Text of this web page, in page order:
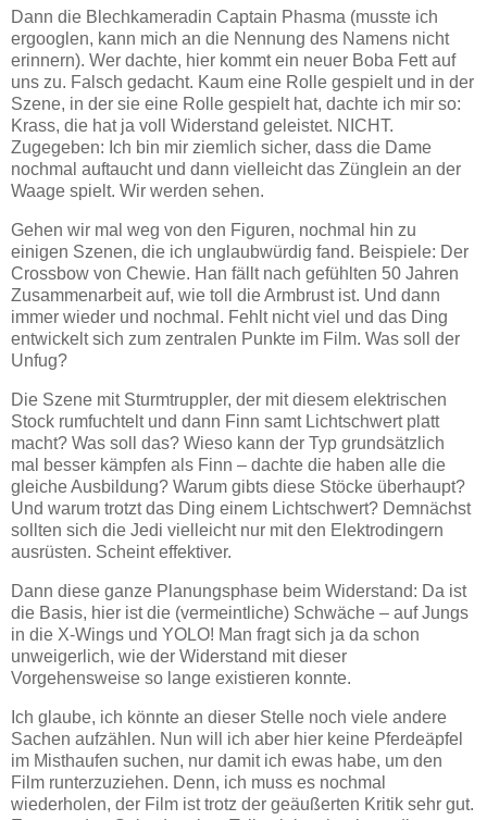
Dann die Blechkameradin Captain Phasma (musste ich
ergooglen, kann mich an die Nennung des Namens nicht
erinnern). Wer dachte, hier kommt ein neuer Boba Fett auf
uns zu. Falsch gedacht. Kaum eine Rolle gespielt und in der
Szene, in der sie eine Rolle gespielt hat, dachte ich mir so:
Krass, die hat ja voll Widerstand geleistet. NICHT.
Zugegeben: Ich bin mir ziemlich sicher, dass die Dame
nochmal auftaucht und dann vielleicht das Zünglein an der
Waage spielt. Wir werden sehen.
Gehen wir mal weg von den Figuren, nochmal hin zu
einigen Szenen, die ich unglaubwürdig fand. Beispiele: Der
Crossbow von Chewie. Han fällt nach gefühlten 50 Jahren
Zusammenarbeit auf, wie toll die Armbrust ist. Und dann
immer wieder und nochmal. Fehlt nicht viel und das Ding
entwickelt sich zum zentralen Punkte im Film. Was soll der
Unfug?
Die Szene mit Sturmtruppler, der mit diesem elektrischen
Stock rumfuchtelt und dann Finn samt Lichtschwert platt
macht? Was soll das? Wieso kann der Typ grundsätzlich
mal besser kämpfen als Finn – dachte die haben alle die
gleiche Ausbildung? Warum gibts diese Stöcke überhaupt?
Und warum trotzt das Ding einem Lichtschwert? Demnächst
sollten sich die Jedi vielleicht nur mit den Elektrodingern
ausrüsten. Scheint effektiver.
Dann diese ganze Planungsphase beim Widerstand: Da ist
die Basis, hier ist die (vermeintliche) Schwäche – auf Jungs
in die X-Wings und YOLO! Man fragt sich ja da schon
unweigerlich, wie der Widerstand mit dieser
Vorgehensweise so lange existieren konnte.
Ich glaube, ich könnte an dieser Stelle noch viele andere
Sachen aufzählen. Nun will ich aber hier keine Pferdeäpfel
im Misthaufen suchen, nur damit ich ewas habe, um den
Film runterzuziehen. Denn, ich muss es nochmal
wiederholen, der Film ist trotz der geäußerten Kritik sehr gut.